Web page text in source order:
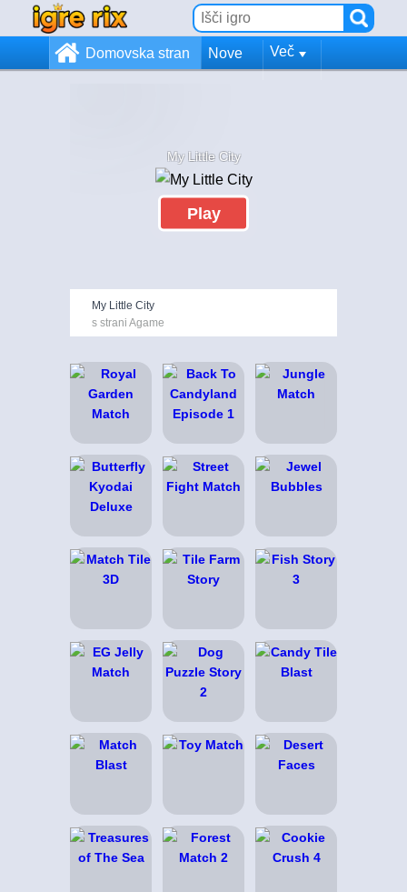
Domovska stran Nove Več
My Little City
Play
My Little City
s strani Agame